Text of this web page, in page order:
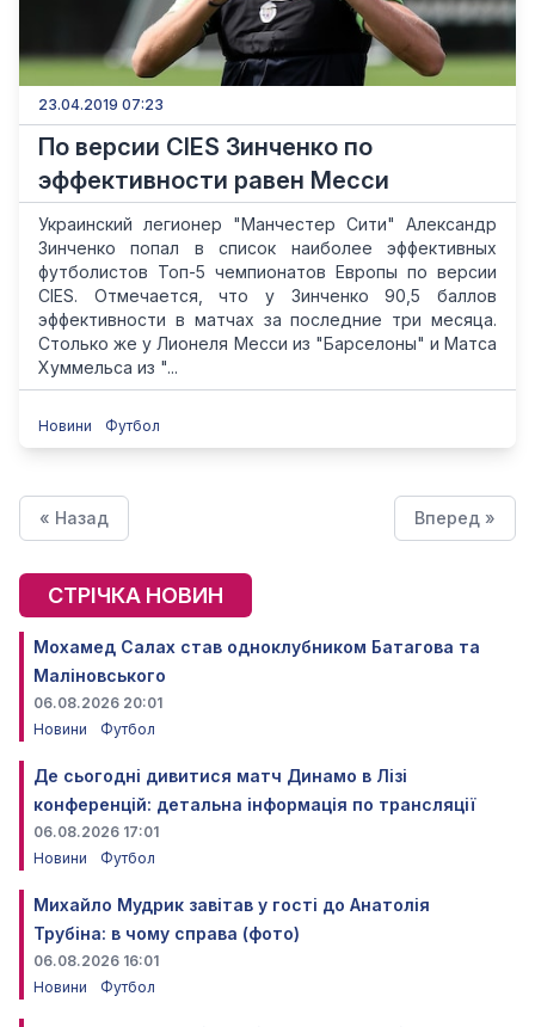
23.04.2019 07:23
По версии CIES Зинченко по
эффективности равен Месси
Украинский легионер "Манчестер Сити" Александр
Зинченко попал в список наиболее эффективных
футболистов Топ-5 чемпионатов Европы по версии
CIES. Отмечается, что у Зинченко 90,5 баллов
эффективности в матчах за последние три месяца.
Столько же у Лионеля Месси из "Барселоны" и Матса
Хуммельса из "...
Новини Футбол
« Назад Вперед »
СТРІЧКА НОВИН
Мохамед Салах став одноклубником Батагова та
Маліновського
06.08.2026 20:01
Новини
Футбол
Де сьогодні дивитися матч Динамо в Лізі
конференцій: детальна інформація по трансляції
06.08.2026 17:01
Новини
Футбол
Михайло Мудрик завітав у гості до Анатолія
Трубіна: в чому справа (фото)
06.08.2026 16:01
Новини
Футбол